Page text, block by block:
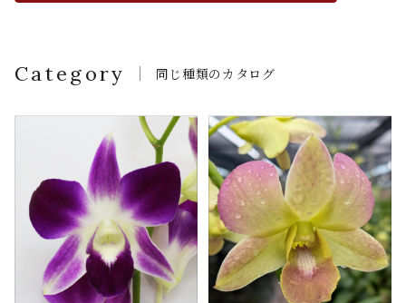
Category 同じ種類のカタログ